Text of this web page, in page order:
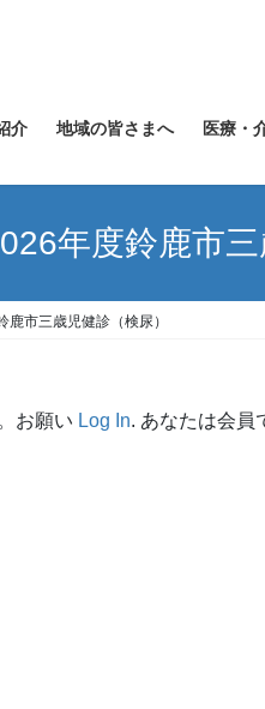
介 地域の皆さまへ 医療・
年度鈴鹿市三
市三歳児健診（検尿）
お願い Log In. あなたは会員